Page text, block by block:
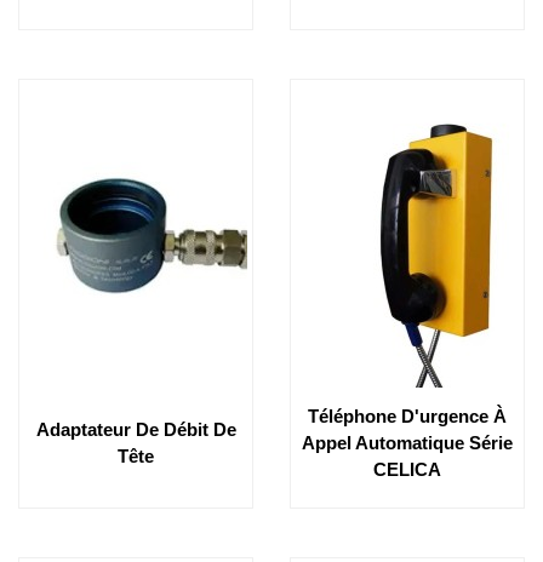
Adaptateur De Débit De
Tête
Téléphone D'urgence À
Appel Automatique Série
CELICA